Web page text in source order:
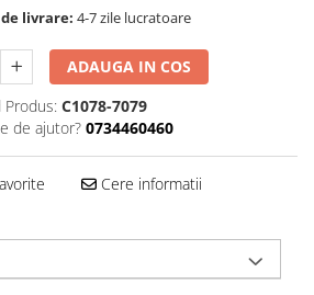
livrare: 4-7 zile lucratoare
ADAUGA IN COS
Produs: C1078-7079
de ajutor? 0734460460
Cere informatii